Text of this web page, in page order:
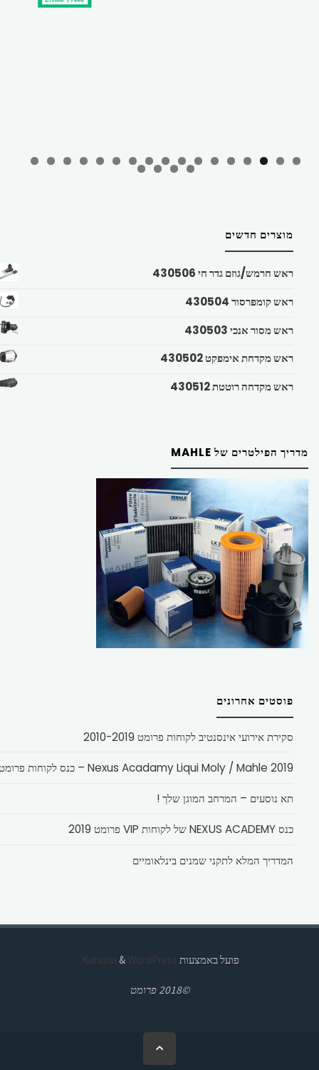
מוצרים חדשים
ראש חרמש/גוזם גדר חי 430506
ראש קומפרסור 430504
ראש מסור אנכי 430503
ראש מקדחת אימפקט 430502
ראש מקדחה רוטטת 430512
מדריך הפילטרים של MAHLE
פוסטים אחרונים
סקירת אירועי אינסנטיב לקוחות פרומט 2010-2019
Nexus Acadamy Liqui Moly / Mahle 2019 – כנס לקוחות פרומט
תא נוסעים – המרחב המוגן שלך !
כנס NEXUS ACADEMY של לקוחות VIP פרומט 2019
המדריך המלא לתקני שמנים בינלאומיים
פועל באמצעות & WordPress.
©2018 פרומט
בחזרה
ללמעלה